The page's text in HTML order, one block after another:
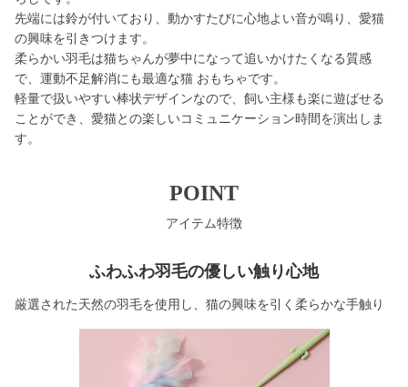
先端には鈴が付いており、動かすたびに心地よい音が鳴り、愛猫
の興味を引きつけます。
柔らかい羽毛は猫ちゃんが夢中になって追いかけたくなる質感
で、運動不足解消にも最適な猫 おもちゃです。
軽量で扱いやすい棒状デザインなので、飼い主様も楽に遊ばせる
ことができ、愛猫との楽しいコミュニケーション時間を演出しま
す。
POINT
アイテム特徴
ふわふわ羽毛の優しい触り心地
厳選された天然の羽毛を使用し、猫の興味を引く柔らかな手触り